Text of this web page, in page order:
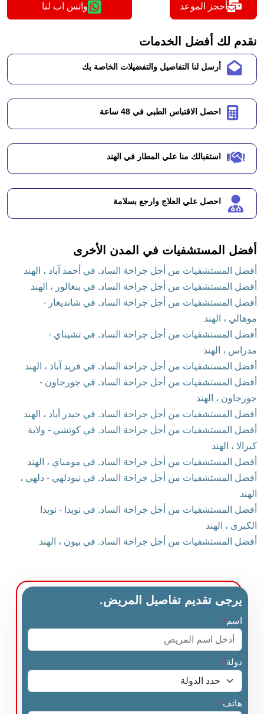
أحجز الموعد واتس اب لنا
نقدم لك أفضل الخدمات
أرسل لنا التفاصيل والتفضيلات الخاصة بك
احصل الاقتباس الطبي في 48 ساعة
استقبالك منا علي المطار في الهند
احصل علي العلاج وارجع بسلامة
أفضل المستشفيات في المدن الأخرى
أفضل المستشفيات من أجل جراحة الساد. في أحمد آباد ، الهند
أفضل المستشفيات من أجل جراحة الساد. في بنغالور ، الهند
أفضل المستشفيات من أجل جراحة الساد. في شانديغار -
موهالي ، الهند
أفضل المستشفيات من أجل جراحة الساد. في تشيناي -
مدراس ، الهند
أفضل المستشفيات من أجل جراحة الساد. في فريد آباد ، الهند
أفضل المستشفيات من أجل جراحة الساد. في جورجاون -
جورجاون ، الهند
أفضل المستشفيات من أجل جراحة الساد. في حيدر أباد ، الهند
أفضل المستشفيات من أجل جراحة الساد. في كوتشي - ولاية
كيرالا ، الهند
أفضل المستشفيات من أجل جراحة الساد. في مومباي ، الهند
أفضل المستشفيات من أجل جراحة الساد. في نيودلهي - دلهي ،
الهند
أفضل المستشفيات من أجل جراحة الساد. في نويدا - نويدا
الكبرى ، الهند
أفضل المستشفيات من أجل جراحة الساد. في بيون ، الهند
يرجى تقديم تفاصيل المريض.
اسم *
دولة*
هاتف*